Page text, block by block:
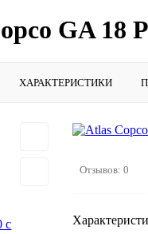
GA 18
ХАРАКТЕРИСТИКИ
Отзывов: 0